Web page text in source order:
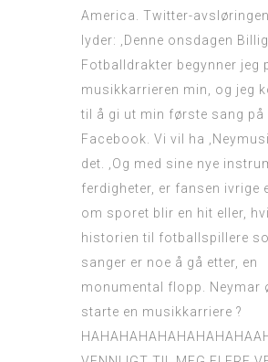
America. Twitter-
lyder: ‚Denne onsdagen
Fotballdrakter begynner jeg
musikkarrieren min, og jeg
til å gi ut min første sang på
Facebook. Vi vil ha
det. ‚Og med sine nye
ferdigheter, er fansen ivrige
om sporet blir en hit eller,
historien til fotballspillere
sanger er noe å gå etter, en
monumental flopp. Neymar
starte en musikkarriere ?